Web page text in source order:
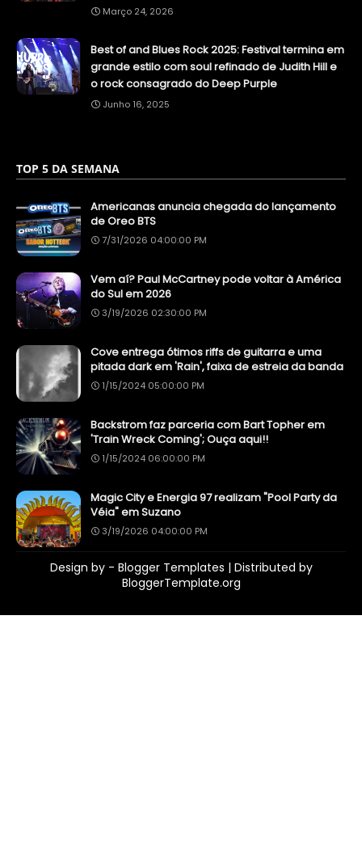
Março 24, 2026
Best of and Blues Rock 2025: Festival termina em
grande estilo com soul refinado de Judith Hill e
o rock consagrado do Deep Purple
Junho 16, 2025
TOP 5 DA SEMANA
Americanas anuncia chegada do lançamento
de Oreo BTS
7/31/2026 04:00:00 PM
Vem aí? Paul McCartney pode voltar à América
do Sul em 2026
3/19/2026 02:30:00 PM
Cove entrega ótimos riffs de guitarra e uma
pitada dark em 'Rain', faixa de estreia da banda
1/15/2024 05:00:00 PM
Backstrom faz parceria com Bart Topher em
'Train Wreck Coming'; Ouça aqui!!
1/15/2024 06:00:00 PM
Magic City e Energia 97 realizam "Pool Party da
Véia" em Suzano
3/19/2026 04:00:00 PM
Design by - Blogger Templates | Distributed by
BloggerTemplate.org